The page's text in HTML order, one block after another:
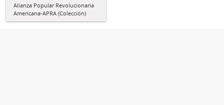
Alianza Popular Revolucionaria
Americana-APRA (Colección)